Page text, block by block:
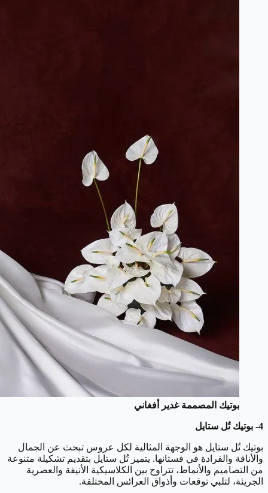
بوتيك المصممة غدير أفغاني
4- بوتيك تُل ستايل
بوتيك تُل ستايل هو الوجهة المثالية لكل عروس تبحث عن الجمال
والأناقة والفرادة في فستانها. يتميز تُل ستايل بتقديم تشكيلة متنوعة
من التصاميم والأنماط، تتراوح بين الكلاسيكية الأنيقة والعصرية
الجريئة، لتلبي توقعات وأذواق العرائس المختلفة.